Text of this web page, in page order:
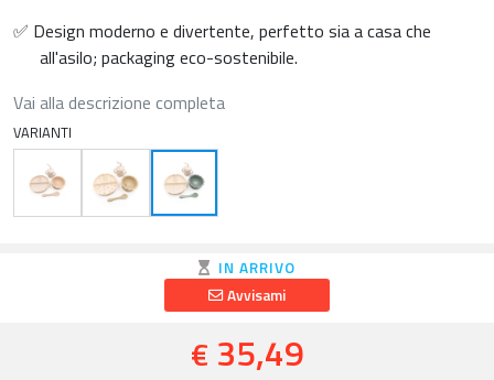
✅ Design moderno e divertente, perfetto sia a casa che
all'asilo; packaging eco-sostenibile.
Vai alla descrizione completa
VARIANTI
IN ARRIVO
Avvisami
€ 35,49